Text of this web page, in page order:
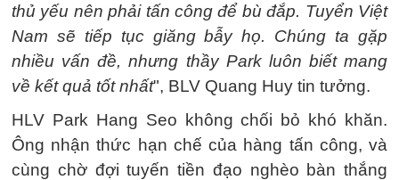
thủ yếu nên phải tấn công để bù đắp. Tuyển Việt
Nam sẽ tiếp tục giăng bẫy họ. Chúng ta gặp
nhiều vấn đề, nhưng thầy Park luôn biết mang
về kết quả tốt nhất", BLV Quang Huy tin tưởng.
HLV Park Hang Seo không chối bỏ khó khăn.
Ông nhận thức hạn chế của hàng tấn công, và
cùng chờ đợi tuyến tiền đạo nghèo bàn thắng